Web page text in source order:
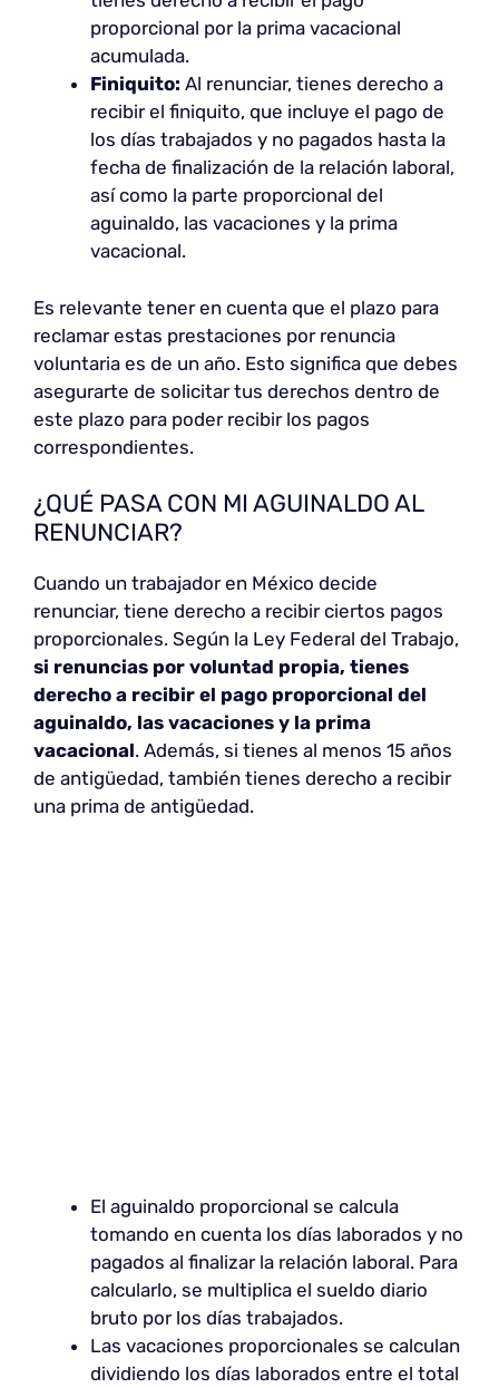
proporcional por la prima vacacional
acumulada.
Finiquito: Al renunciar, tienes derecho a
recibir el finiquito, que incluye el pago de
los días trabajados y no pagados hasta la
fecha de finalización de la relación laboral,
así como la parte proporcional del
aguinaldo, las vacaciones y la prima
vacacional.
Es relevante tener en cuenta que el plazo para
reclamar estas prestaciones por renuncia
voluntaria es de un año. Esto significa que debes
asegurarte de solicitar tus derechos dentro de
este plazo para poder recibir los pagos
correspondientes.
¿QUÉ PASA CON MI AGUINALDO AL
RENUNCIAR?
Cuando un trabajador en México decide
renunciar, tiene derecho a recibir ciertos pagos
proporcionales. Según la Ley Federal del Trabajo,
si renuncias por voluntad propia, tienes
derecho a recibir el pago proporcional del
aguinaldo, las vacaciones y la prima
vacacional. Además, si tienes al menos 15 años
de antigüedad, también tienes derecho a recibir
una prima de antigüedad.
El aguinaldo proporcional se calcula
tomando en cuenta los días laborados y no
pagados al finalizar la relación laboral. Para
calcularlo, se multiplica el sueldo diario
bruto por los días trabajados.
Las vacaciones proporcionales se calculan
dividiendo los días laborados entre el total